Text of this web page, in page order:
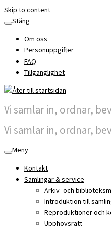
Skip to content
Stäng
Om oss
Personuppgifter
FAQ
Tillgänglighet
Vi samlar in, ordnar,
Vi samlar in, ordnar,
Meny
Kontakt
Samlingar & service
Arkiv- och
Introduktion till
Reproduktioner och
Upphovsrätt